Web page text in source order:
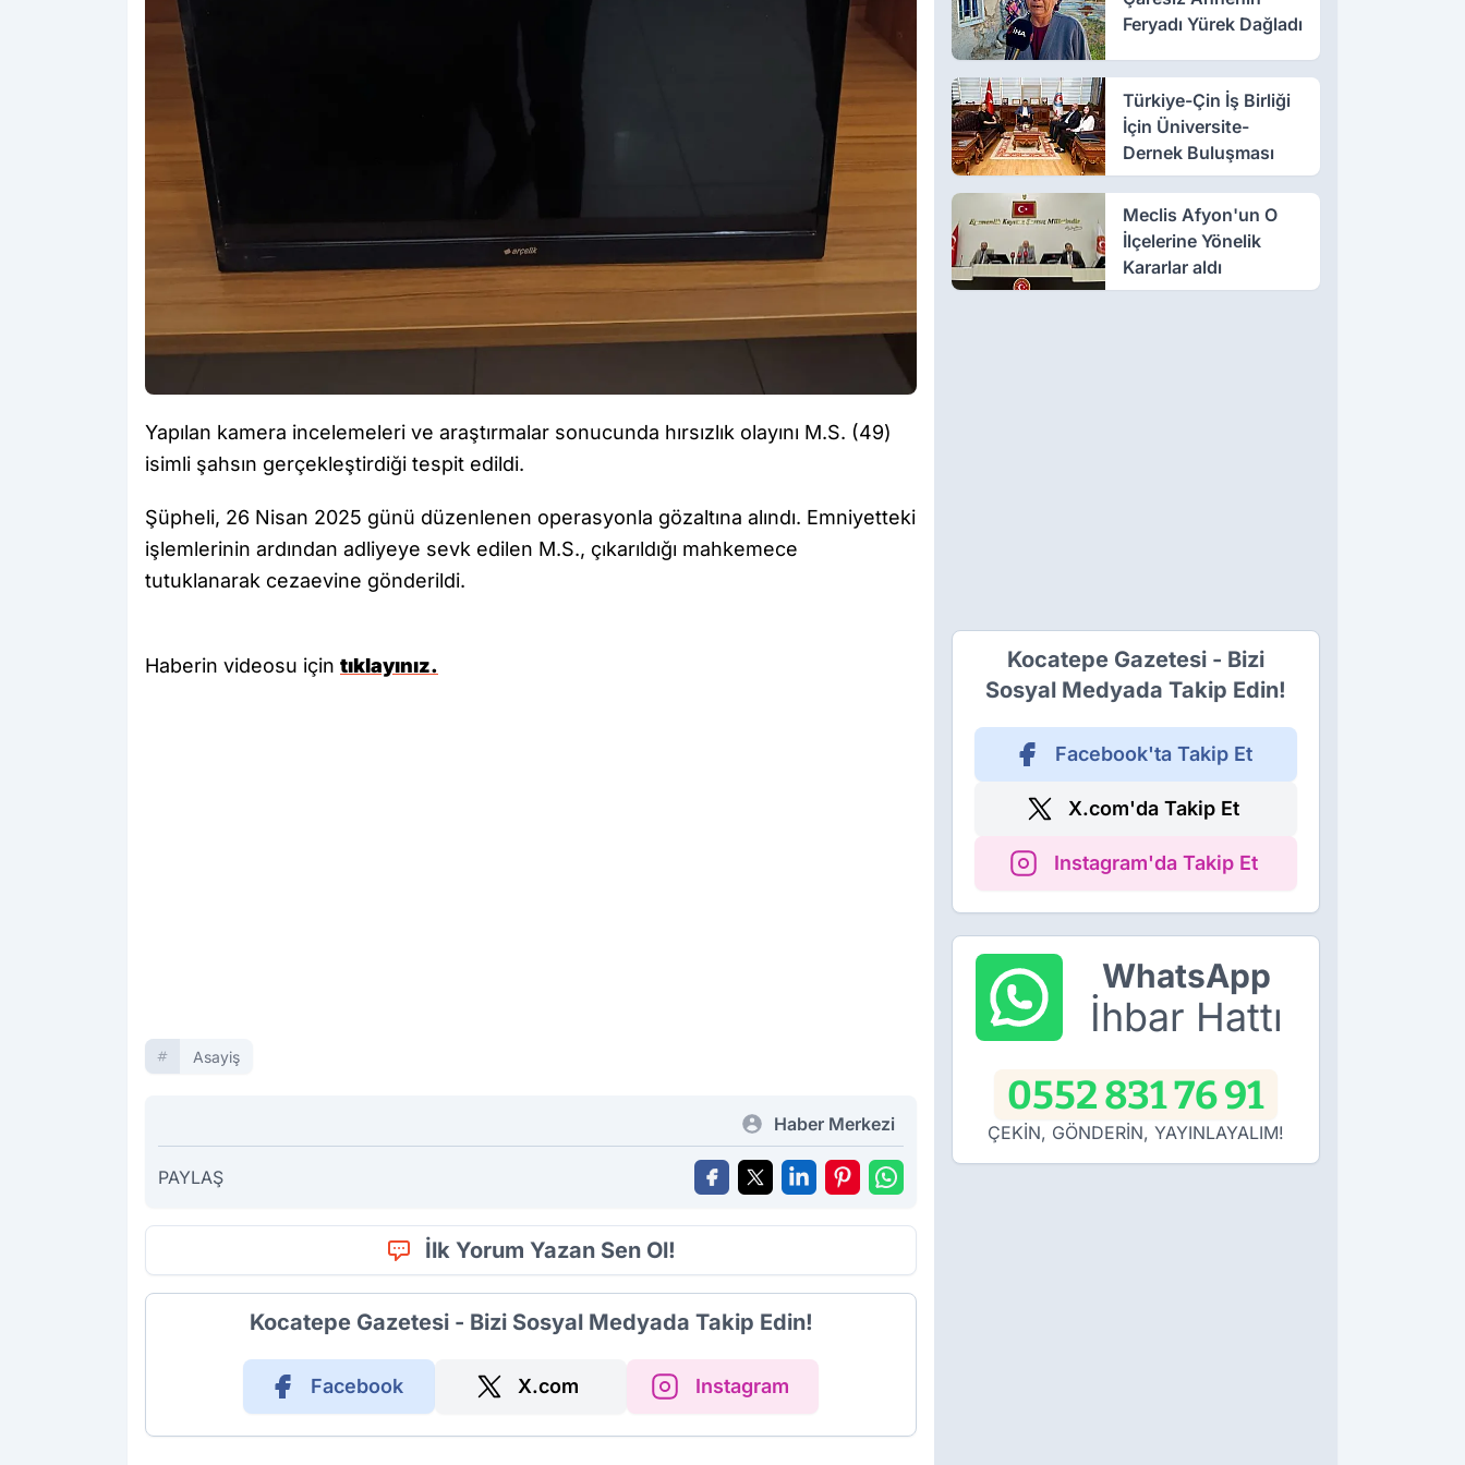
Yapılan kamera incelemeleri ve araştırmalar sonucunda hırsızlık olayını M.S. (49)
isimli şahsın gerçekleştirdiği tespit edildi.
Şüpheli, 26 Nisan 2025 günü düzenlenen operasyonla gözaltına alındı. Emniyetteki
işlemlerinin ardından adliyeye sevk edilen M.S., çıkarıldığı mahkemece
tutuklanarak cezaevine gönderildi.
Haberin videosu için tıklayınız.
Asayiş
Haber Merkezi
PAYLAŞ
İlk Yorum Yazan Sen Ol!
Kocatepe Gazetesi - Bizi Sosyal Medyada Takip Edin!
Facebook X.com Instagram
Feryadı Yürek Dağladı
Türkiye-Çin İş Birliği
İçin Üniversite-
Dernek Buluşması
Meclis Afyon'un O
İlçelerine Yönelik
Kararlar aldı
Kocatepe Gazetesi - Bizi
Sosyal Medyada Takip Edin!
Facebook'ta Takip Et
X.com'da Takip Et
Instagram'da Takip Et
WhatsApp
İhbar Hattı
0552 831 76 91
ÇEKİN, GÖNDERİN, YAYINLAYALIM!